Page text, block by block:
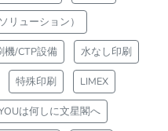
リューション）
機/CTP設備 水なし印刷
特殊印刷 LIMEX
は何しに文星閣へ